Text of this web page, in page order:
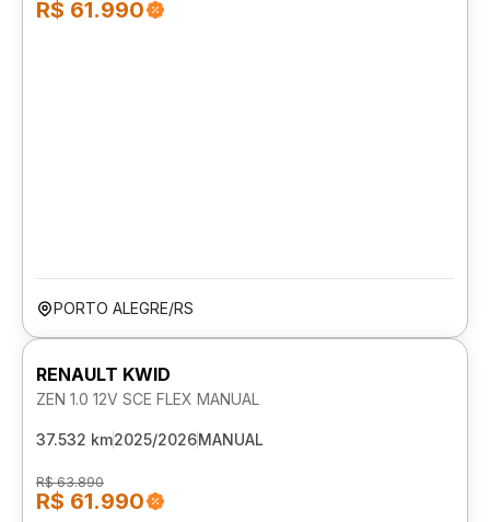
R$ 61.990
PORTO ALEGRE/RS
RENAULT KWID
ZEN 1.0 12V SCE FLEX MANUAL
37.532 km2025/2026MANUAL
R$ 63.890
R$ 61.990